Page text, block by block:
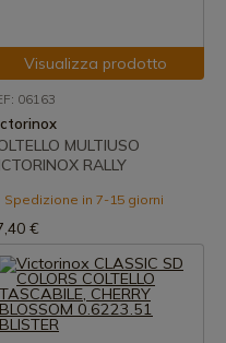
Visualizza prodotto
06163
MULTIUSO
RALLY
Spedizione in 7-15 giorni
€